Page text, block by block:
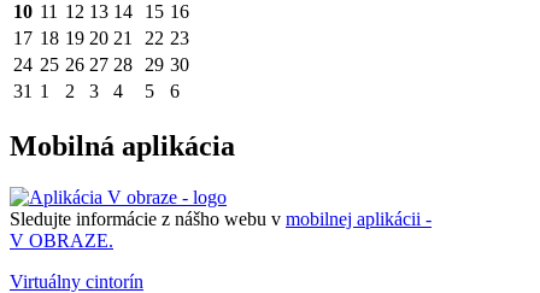
10 11 12 13 14 15 16
17 18 19 20 21 22 23
24 25 26 27 28 29 30
31 1 2 3 4 5 6
Mobilná aplikácia
Sledujte informácie z nášho webu v mobilnej aplikácii -
V OBRAZE.
Virtuálny cintorín